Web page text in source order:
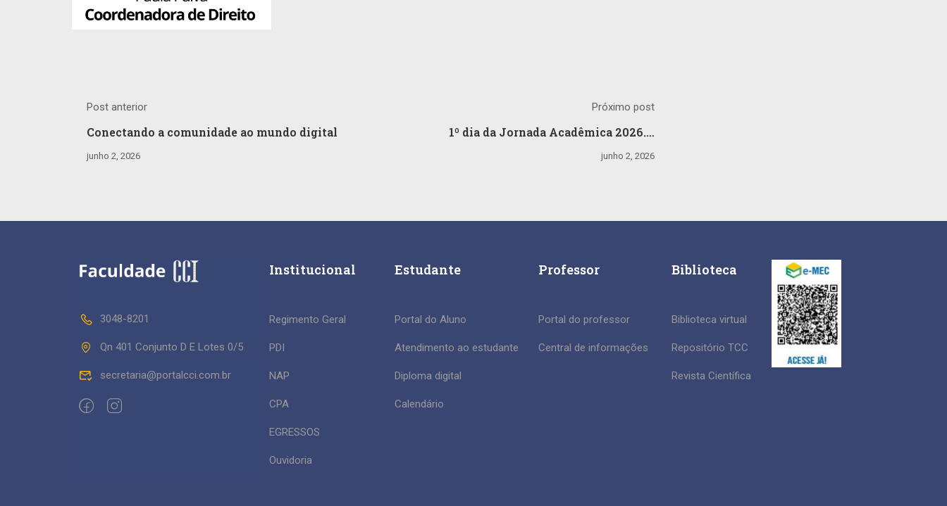
Post anterior
Conectando a comunidade ao mundo digital
junho 2, 2026
Próximo post
1º dia da Jornada Acadêmica 2026.1:
conhecimento que transforma!
junho 2, 2026
3048-8201
Qn 401 Conjunto D E Lotes 0/5
secretaria@portalcci.com.br
Institucional
Regimento Geral
PDI
NAP
CPA
EGRESSOS
Ouvidoria
Estudante
Portal do Aluno
Atendimento ao estudante
Diploma digital
Calendário
Professor
Portal do professor
Central de informações
Biblioteca
Biblioteca virtual
Repositório TCC
Revista Científica